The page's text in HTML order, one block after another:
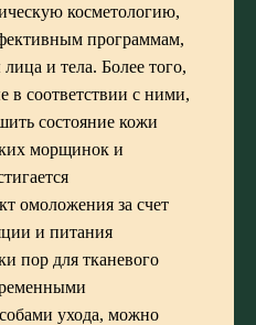
косметологию,
программам,
и тела. Более того,
в соответствии с ними,
состояние кожи
морщинок и
омоложения за счет
и питания
пор для тканевого
ухода, можно